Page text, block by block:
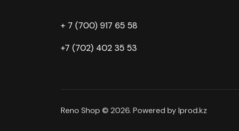
+ 7 (700) 917 65 58
+7 (702) 402 35 53
Reno Shop © 2026. Powered by Iprod.kz